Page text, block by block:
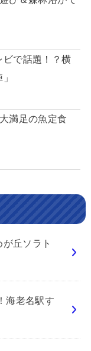
ビで話題！？横
満足の魚定食
丘ソラト
海老名駅す